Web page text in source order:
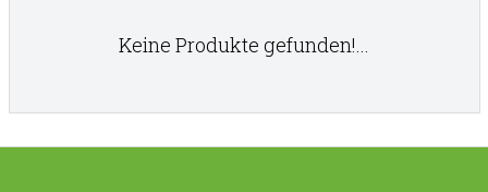
Keine Produkte gefunden!...